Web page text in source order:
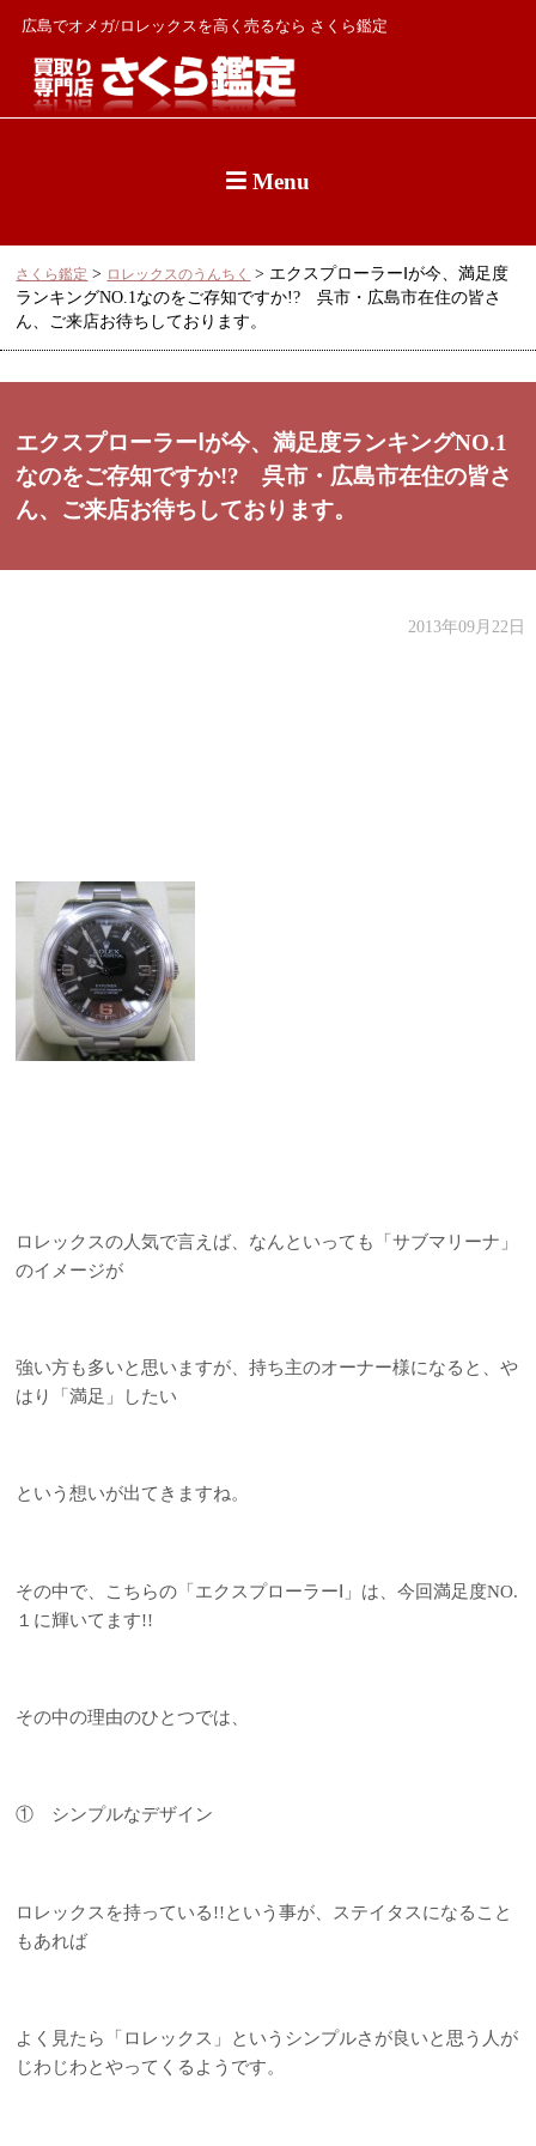
広島でオメガ/ロレックスを高く売るなら さくら鑑定
Menu
さくら鑑定 > ロレックスのうんちく > エクスプローラーⅠが今、満足度
ランキングNO.1なのをご存知ですか!? 呉市・広島市在住の皆さ
ん、ご来店お待ちしております。
エクスプローラーⅠが今、満足度ランキングNO.1
なのをご存知ですか!? 呉市・広島市在住の皆さ
ん、ご来店お待ちしております。
2013年09月22日
ロレックスの人気で言えば、なんといっても「サブマリーナ」
のイメージが
強い方も多いと思いますが、持ち主のオーナー様になると、や
はり「満足」したい
という想いが出てきますね。
その中で、こちらの「エクスプローラーⅠ」は、今回満足度NO.
１に輝いてます!!
その中の理由のひとつでは、
① シンプルなデザイン
ロレックスを持っている!!という事が、ステイタスになること
もあれば
よく見たら「ロレックス」というシンプルさが良いと思う人が
じわじわとやってくるようです。